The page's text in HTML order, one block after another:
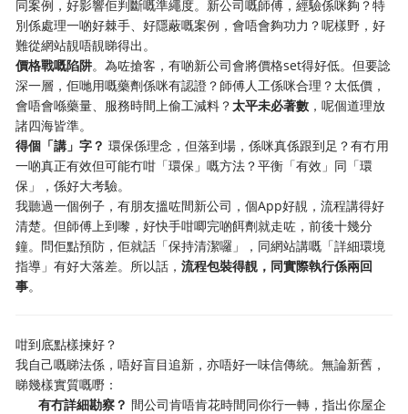
同案例，好影響佢判斷嘅準繩度。新公司嘅師傅，經驗係咪夠？特
別係處理一啲好棘手、好隱蔽嘅案例，會唔會夠功力？呢樣野，好
難從網站靚唔靚睇得出。
價格戰嘅陷阱。為咗搶客，有啲新公司會將價格set得好低。但要諗
深一層，佢哋用嘅藥劑係咪有認證？師傅人工係咪合理？太低價，
會唔會喺藥量、服務時間上偷工減料？太平未必著數 ，呢個道理放
諸四海皆準。
得個「講」字？ 環保係理念，但落到場，係咪真係跟到足？有冇用
一啲真正有效但可能冇咁「環保」嘅方法？平衡「有效」同「環
保」，係好大考驗。
我聽過一個例子，有朋友搵咗間新公司，個App好靚，流程講得好
清楚。但師傅上到嚟，好快手咁唧完啲餌劑就走咗，前後十幾分
鐘。問佢點預防，佢就話「保持清潔囉」，同網站講嘅「詳細環境
指導」有好大落差。所以話，流程包裝得靚，同實際執行係兩回
事。
咁到底點樣揀好？
我自己嘅睇法係，唔好盲目追新，亦唔好一味信傳統。無論新舊，
睇幾樣實質嘅嘢：
有冇詳細勘察？ 間公司肯唔肯花時間同你行一轉，指出你屋企